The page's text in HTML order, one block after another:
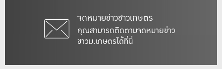
จดหมายข่าวชาวเกษตร
คุณสามารถติดตามจดหมายข่าว
ชาวม.เกษตรได้ที่นี่